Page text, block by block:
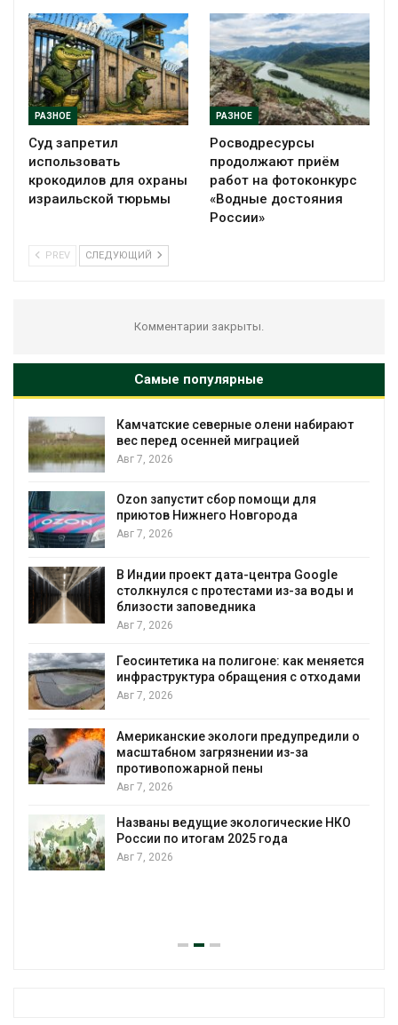
РАЗНОЕ
Суд запретил
использовать
крокодилов для охраны
израильской тюрьмы
РАЗНОЕ
Росводресурсы
продолжают приём
работ на фотоконкурс
«Водные достояния
России»
PREV СЛЕДУЮЩИЙ
Комментарии закрыты.
Самые популярные
Камчатские северные олени набирают
вес перед осенней миграцией
Авг 7, 2026
Ozon запустит сбор помощи для
приютов Нижнего Новгорода
Авг 7, 2026
В Индии проект дата-центра Google
столкнулся с протестами из-за воды и
близости заповедника
Авг 7, 2026
Геосинтетика на полигоне: как меняется
инфраструктура обращения с отходами
Авг 7, 2026
Американские экологи предупредили о
масштабном загрязнении из-за
противопожарной пены
Авг 7, 2026
Названы ведущие экологические НКО
России по итогам 2025 года
Авг 7, 2026